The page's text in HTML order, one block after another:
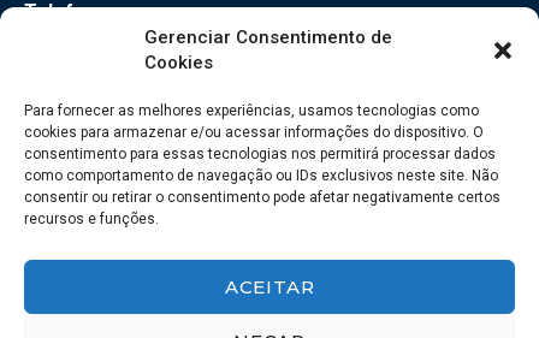
Gerenciar Consentimento de
Cookies
Para fornecer as melhores experiências, usamos tecnologias como
cookies para armazenar e/ou acessar informações do dispositivo. O
consentimento para essas tecnologias nos permitirá processar dados
como comportamento de navegação ou IDs exclusivos neste site. Não
consentir ou retirar o consentimento pode afetar negativamente certos
recursos e funções.
ACEITAR
Telefone:
(11) 3500-3500
falecom@seteco.com.br
Redes Sociais